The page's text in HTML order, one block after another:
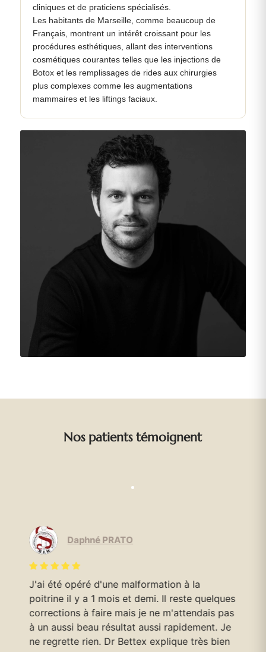
cliniques et de praticiens spécialisés.
Les habitants de Marseille, comme beaucoup de
Français, montrent un intérêt croissant pour les
procédures esthétiques, allant des interventions
cosmétiques courantes telles que les injections de
Botox et les remplissages de rides aux chirurgies
plus complexes comme les augmentations
mammaires et les liftings faciaux.
Nos patients témoignent
Daphné PRATO
J'ai été opéré d'une malformation à la
poitrine il y a 1 mois et demi. Il reste quelques
corrections à faire mais je ne m'attendais pas
à un aussi beau résultat aussi rapidement. Je
ne regrette rien. Dr Bettex explique très bien